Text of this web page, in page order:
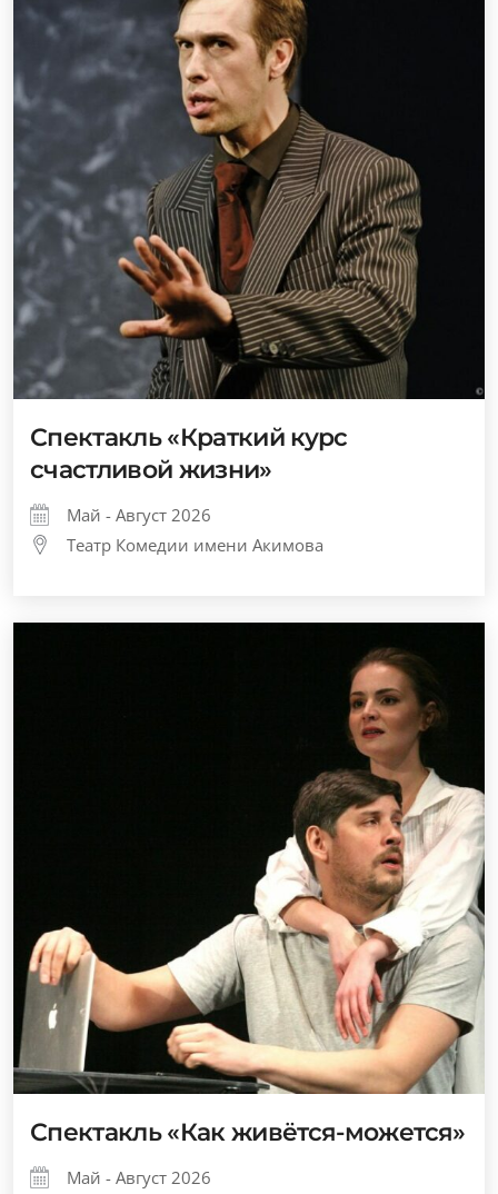
Спектакль «Краткий курс
счастливой жизни»
Май - Август 2026
Театр Комедии имени Акимова
Спектакль «Как живётся-можется»
Май - Август 2026